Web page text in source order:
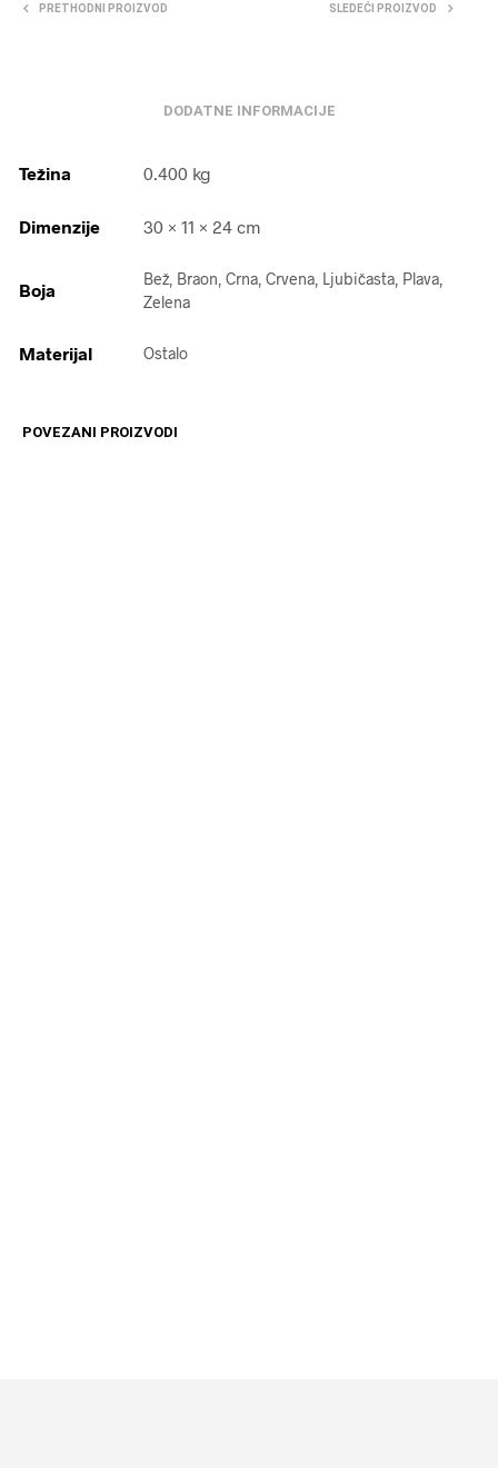
PRETHODNI PROIZVOD SLEDEĆI PROIZVOD
DODATNE INFORMACIJE
Težina 0.400 kg
Dimenzije 30 × 11 × 24 cm
Boja
Bež, Braon, Crna, Crvena, Ljubičasta, Plava,
Zelena
Materijal Ostalo
POVEZANI PROIZVODI